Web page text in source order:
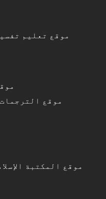
موقع تعليم
موقع
موقع المكتبة